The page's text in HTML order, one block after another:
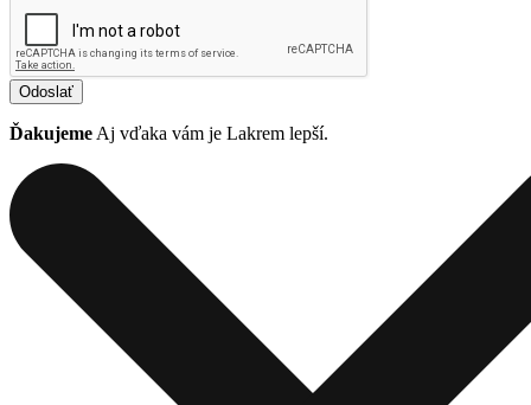
Odoslať
Ďakujeme Aj vďaka vám je Lakrem lepší.